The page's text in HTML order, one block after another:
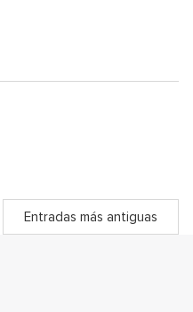
Entradas más antiguas